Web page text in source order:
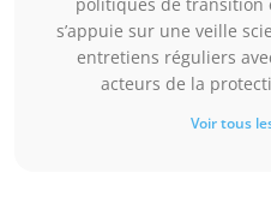
politiques de transition
s’appuie sur une veille
entretiens réguliers
acteurs de la
Voir tous